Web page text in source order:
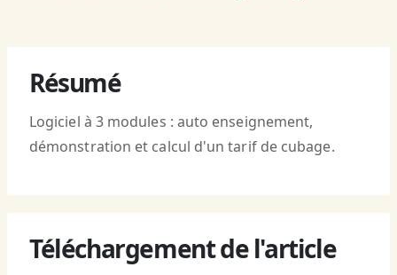
Résumé
Logiciel à 3 modules : auto enseignement,
démonstration et calcul d'un tarif de cubage.
Téléchargement de l'article